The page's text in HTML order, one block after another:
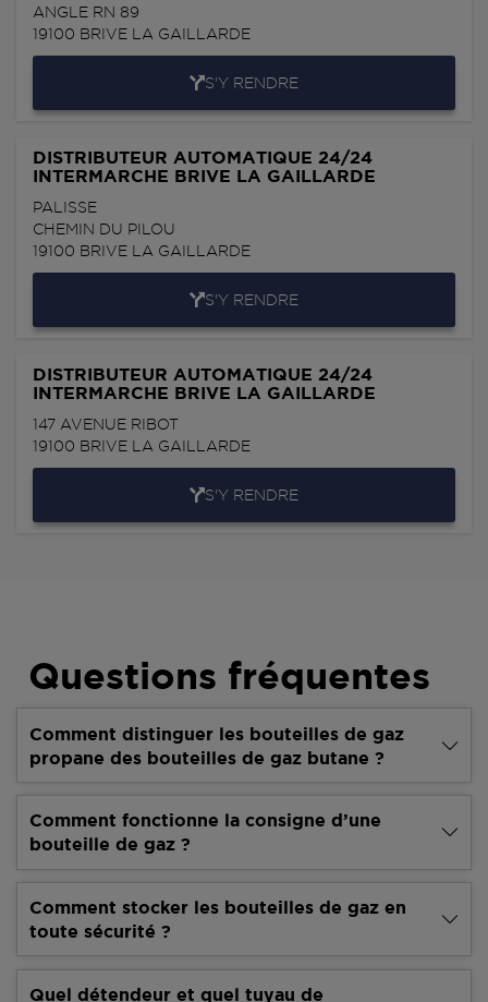
ANGLE RN 89
19100 BRIVE LA GAILLARDE
S'Y RENDRE
DISTRIBUTEUR AUTOMATIQUE 24/24
INTERMARCHE BRIVE LA GAILLARDE
PALISSE
CHEMIN DU PILOU
19100 BRIVE LA GAILLARDE
S'Y RENDRE
DISTRIBUTEUR AUTOMATIQUE 24/24
INTERMARCHE BRIVE LA GAILLARDE
147 AVENUE RIBOT
19100 BRIVE LA GAILLARDE
S'Y RENDRE
Questions fréquentes
Comment distinguer les bouteilles de gaz
propane des bouteilles de gaz butane ?
Comment fonctionne la consigne d’une
bouteille de gaz ?
Comment stocker les bouteilles de gaz en
toute sécurité ?
Quel détendeur et quel tuyau de